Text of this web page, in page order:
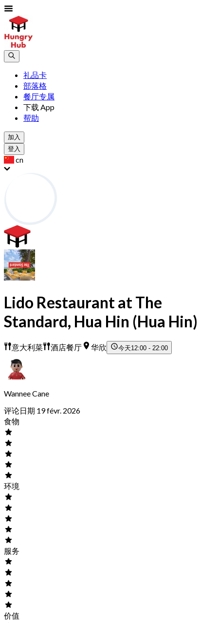
礼品卡
部落格
餐厅专属
下载 App
帮助
加入
登入
cn
Lido Restaurant at The
Standard, Hua Hin (Hua Hin)
意大利菜 酒店餐厅 华欣 今天12:00 - 22:00
Wannee Cane
评论日期 19 févr. 2026
食物
环境
服务
价值